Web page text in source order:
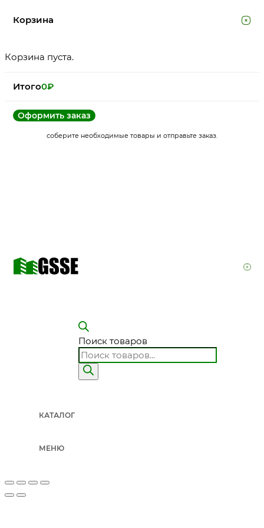
Корзина
Корзина пуста.
Итого0₽
Оформить заказ
соберите необходимые товары и отправьте заказ.
Поиск товаров
КАТАЛОГ
МЕНЮ